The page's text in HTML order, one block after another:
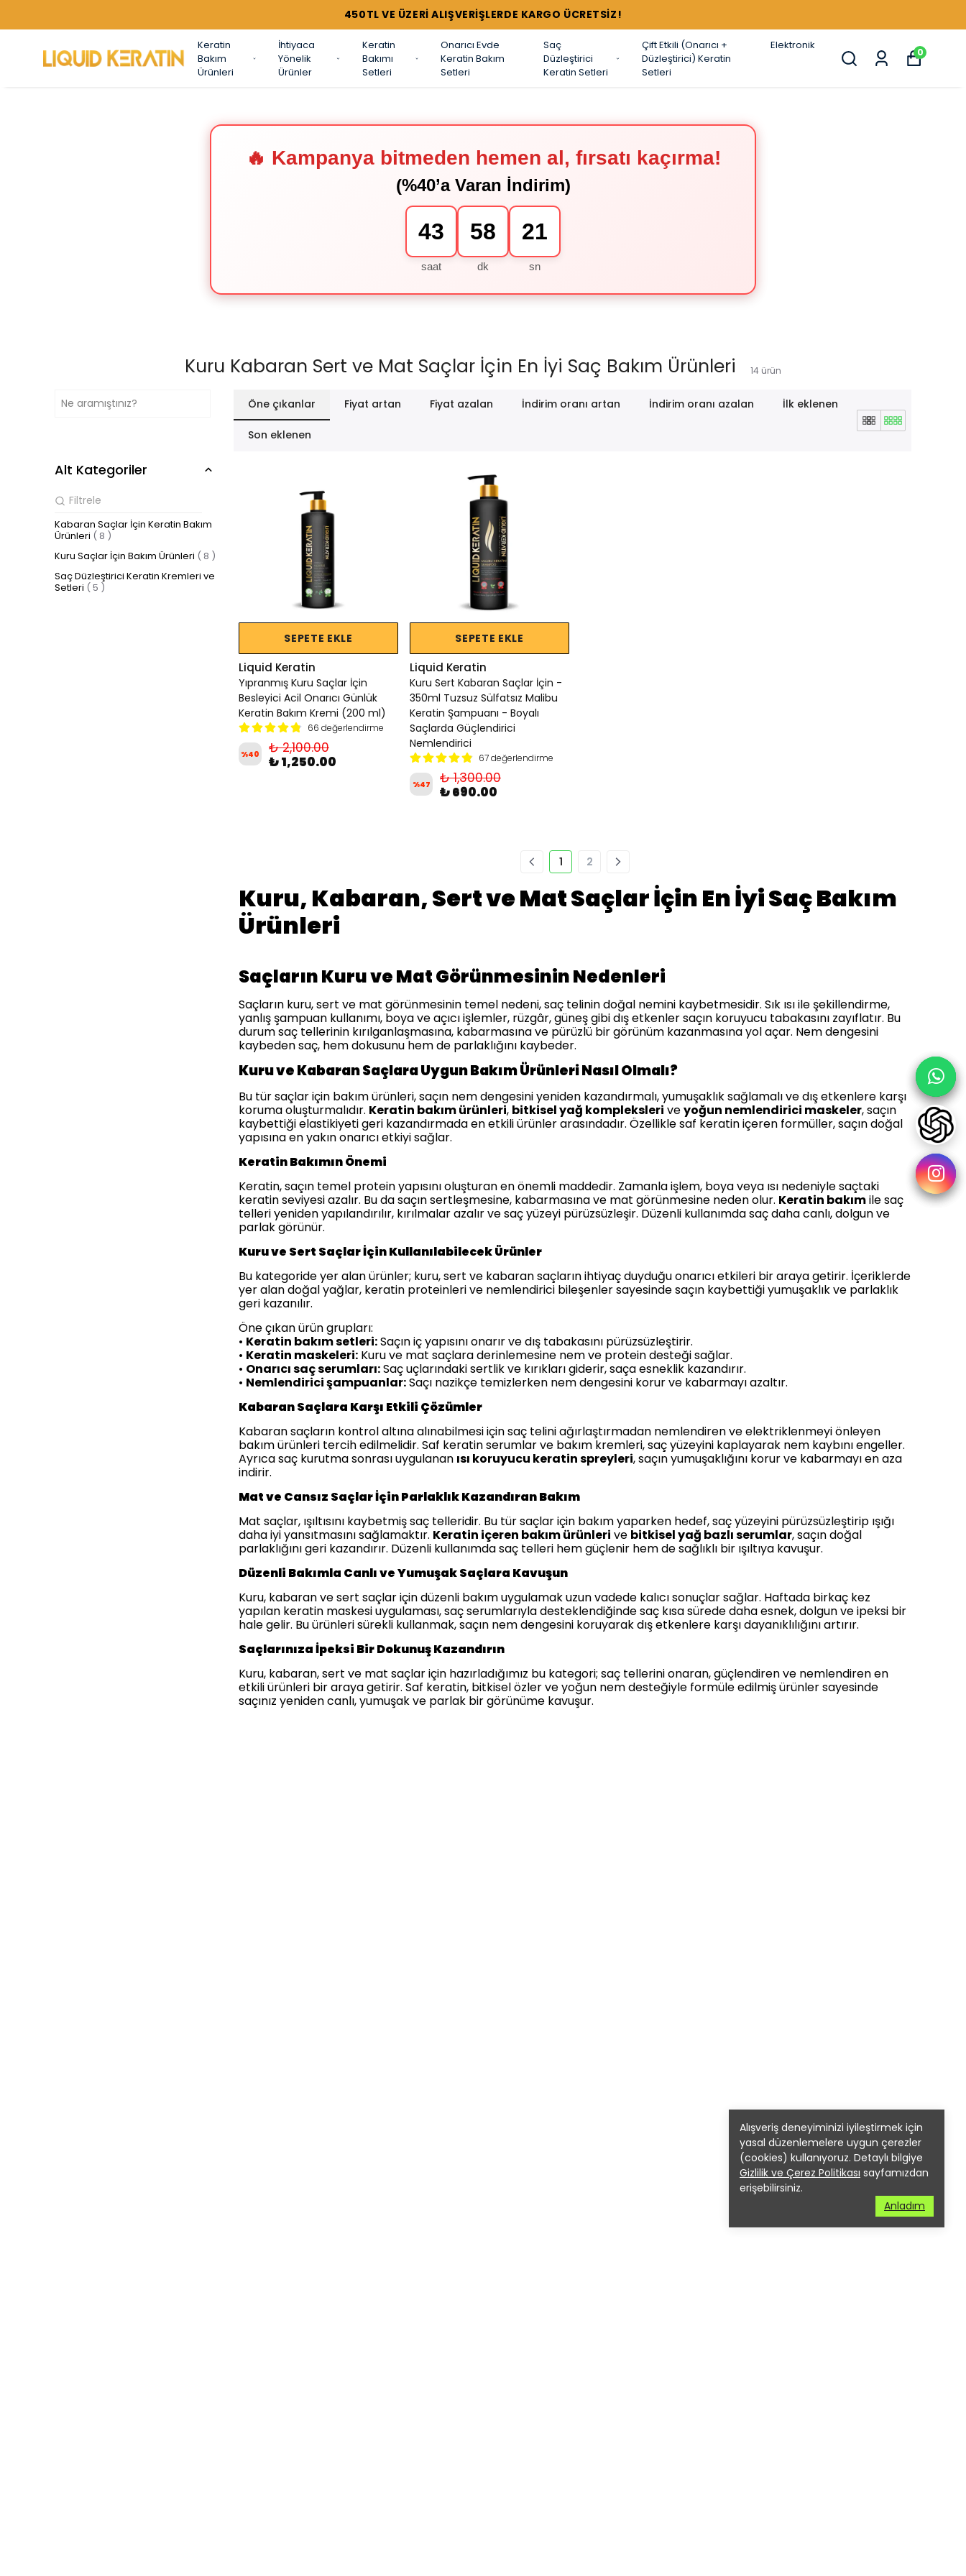
Keratin
Bakım
Ürünleri
İhtiyaca
Yönelik
Ürünler
Keratin
Bakımı
Setleri
Onarıcı Evde
Keratin Bakım
Setleri
Saç
Düzleştirici
Keratin Setleri
Çift Etkili (Onarıcı +
Düzleştirici) Keratin
Setleri
Elektronik
0
Alışveriş deneyiminizi iyileştirmek için
yasal düzenlemelere uygun çerezler
(cookies) kullanıyoruz. Detaylı bilgiye
Gizlilik ve Çerez Politikası sayfamızdan
erişebilirsiniz.
Anladım
🔥 Kampanya bitmeden hemen al, fırsatı kaçırma!
(%40’a Varan İndirim)
43
saat
58
dk
20
sn
Kuru Kabaran Sert ve Mat Saçlar İçin En İyi Saç Bakım Ürünleri 14 ürün
Öne çıkanlar Fiyat artan Fiyat azalan İndirim oranı artan İndirim oranı azalan İlk eklenen
Son eklenen
Alt Kategoriler
Kabaran Saçlar İçin Keratin Bakım
Ürünleri ( 8 )
Kuru Saçlar İçin Bakım Ürünleri ( 8 )
Saç Düzleştirici Keratin Kremleri ve
Setleri (5 )
SEPETE EKLE
Liquid Keratin
Yıpranmış Kuru Saçlar İçin
Besleyici Acil Onarıcı Günlük
Keratin Bakım Kremi (200 ml)
66 değerlendirme
%40
₺ 2,100.00
₺ 1,250.00
SEPETE EKLE
Liquid Keratin
Kuru Sert Kabaran Saçlar İçin -
350ml Tuzsuz Sülfatsız Malibu
Keratin Şampuanı - Boyalı
Saçlarda Güçlendirici
Nemlendirici
67 değerlendirme
%47
₺ 1,300.00
₺ 690.00
1 2
Kuru, Kabaran, Sert ve Mat Saçlar İçin En İyi Saç Bakım
Ürünleri
Saçların Kuru ve Mat Görünmesinin Nedenleri
Saçların kuru, sert ve mat görünmesinin temel nedeni, saç telinin doğal nemini kaybetmesidir. Sık ısı ile şekillendirme,
yanlış şampuan kullanımı, boya ve açıcı işlemler, rüzgâr, güneş gibi dış etkenler saçın koruyucu tabakasını zayıflatır. Bu
durum saç tellerinin kırılganlaşmasına, kabarmasına ve pürüzlü bir görünüm kazanmasına yol açar. Nem dengesini
kaybeden saç, hem dokusunu hem de parlaklığını kaybeder.
Kuru ve Kabaran Saçlara Uygun Bakım Ürünleri Nasıl Olmalı?
Bu tür saçlar için bakım ürünleri, saçın nem dengesini yeniden kazandırmalı, yumuşaklık sağlamalı ve dış etkenlere karşı
koruma oluşturmalıdır. Keratin bakım ürünleri, bitkisel yağ kompleksleri veyoğun nemlendirici maskeler, saçın
kaybettiği elastikiyeti geri kazandırmada en etkili ürünler arasındadır. Özellikle saf keratin içeren formüller, saçın doğal
yapısına en yakın onarıcı etkiyi sağlar.
Keratin Bakımın Önemi
Keratin, saçın temel protein yapısını oluşturan en önemli maddedir. Zamanla işlem, boya veya ısı nedeniyle saçtaki
keratin seviyesi azalır. Bu da saçın sertleşmesine, kabarmasına ve mat görünmesine neden olur. Keratin bakımile saç
telleri yeniden yapılandırılır, kırılmalar azalır ve saç yüzeyi pürüzsüzleşir. Düzenli kullanımda saç daha canlı, dolgun ve
parlak görünür.
Kuru ve Sert Saçlar İçin Kullanılabilecek Ürünler
Bu kategoride yer alan ürünler; kuru, sert ve kabaran saçların ihtiyaç duyduğu onarıcı etkileri bir araya getirir. İçeriklerde
yer alan doğal yağlar, keratin proteinleri ve nemlendirici bileşenler sayesinde saçın kaybettiği yumuşaklık ve parlaklık
geri kazanılır.
Öne çıkan ürün grupları:
• Keratin bakım setleri:Saçın iç yapısını onarır ve dış tabakasını pürüzsüzleştirir.
• Keratin maskeleri: Kuru ve mat saçlara derinlemesine nem ve protein desteği sağlar.
• Onarıcı saç serumları:Saç uçlarındaki sertlik ve kırıkları giderir, saça esneklik kazandırır.
• Nemlendirici şampuanlar:Saçı nazikçe temizlerken nem dengesini korur ve kabarmayı azaltır.
Kabaran Saçlara Karşı Etkili Çözümler
Kabaran saçların kontrol altına alınabilmesi için saç telini ağırlaştırmadan nemlendiren ve elektriklenmeyi önleyen
bakım ürünleri tercih edilmelidir. Saf keratin serumlar ve bakım kremleri, saç yüzeyini kaplayarak nem kaybını engeller.
Ayrıca saç kurutma sonrası uygulanan ısı koruyucu keratin spreyleri, saçın yumuşaklığını korur ve kabarmayı en aza
indirir.
Mat ve Cansız Saçlar İçin Parlaklık Kazandıran Bakım
Mat saçlar, ışıltısını kaybetmiş saç telleridir. Bu tür saçlar için bakım yaparken hedef, saç yüzeyini pürüzsüzleştirip ışığı
daha iyi yansıtmasını sağlamaktır. Keratin içeren bakım ürünleri ve bitkisel yağ bazlı serumlar, saçın doğal
parlaklığını geri kazandırır. Düzenli kullanımda saç telleri hem güçlenir hem de sağlıklı bir ışıltıya kavuşur.
Düzenli Bakımla Canlı ve Yumuşak Saçlara Kavuşun
Kuru, kabaran ve sert saçlar için düzenli bakım uygulamak uzun vadede kalıcı sonuçlar sağlar. Haftada birkaç kez
yapılan keratin maskesi uygulaması, saç serumlarıyla desteklendiğinde saç kısa sürede daha esnek, dolgun ve ipeksi bir
hale gelir. Bu ürünleri sürekli kullanmak, saçın nem dengesini koruyarak dış etkenlere karşı dayanıklılığını artırır.
Saçlarınıza İpeksi Bir Dokunuş Kazandırın
Kuru, kabaran, sert ve mat saçlar için hazırladığımız bu kategori; saç tellerini onaran, güçlendiren ve nemlendiren en
etkili ürünleri bir araya getirir. Saf keratin, bitkisel özler ve yoğun nem desteğiyle formüle edilmiş ürünler sayesinde
saçınız yeniden canlı, yumuşak ve parlak bir görünüme kavuşur.